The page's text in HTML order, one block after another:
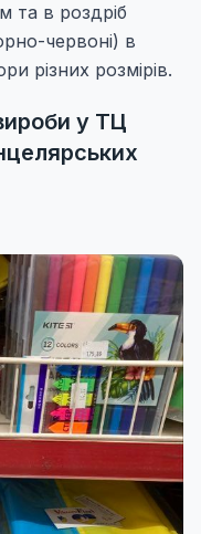
та в роздріб
червоні) в
різних розмірів.
у ТЦ